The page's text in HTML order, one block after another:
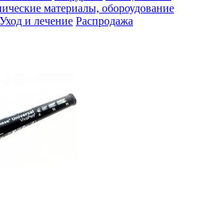
материалы, обороудование
Уход и лечение Распродажа